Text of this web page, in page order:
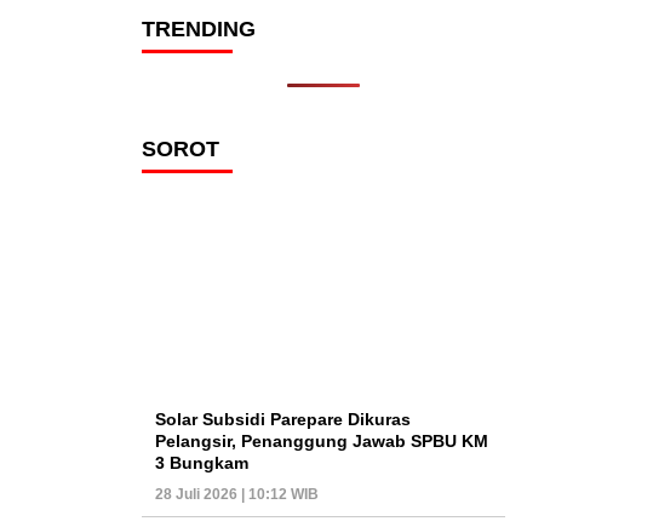
TRENDING
SOROT
Solar Subsidi Parepare Dikuras
Pelangsir, Penanggung Jawab SPBU KM
3 Bungkam
28 Juli 2026 | 10:12 WIB